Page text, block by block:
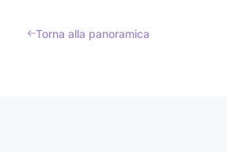
Torna alla panoramica